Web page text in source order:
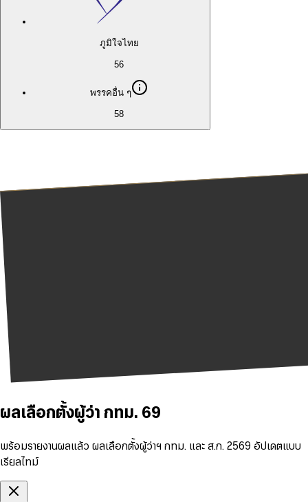
ภูมิใจไทย
56
พรรคอื่น ๆ
58
ผลเลือกตั้งผู้ว่า กทม. 69
พร้อมรายงานผลแล้ว ผลเลือกตั้งผู้ว่าฯ กทม. และ ส.ก. 2569 อัปเดตแบบ
เรียลไทม์